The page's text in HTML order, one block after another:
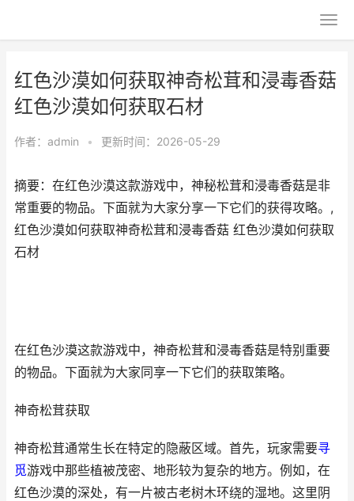
红色沙漠如何获取神奇松茸和浸毒香菇
红色沙漠如何获取石材
作者： admin • 更新时间：2026-05-29
摘要：在红色沙漠这款游戏中，神秘松茸和浸毒香菇是非
常重要的物品。下面就为大家分享一下它们的获得攻略。,
红色沙漠如何获取神奇松茸和浸毒香菇 红色沙漠如何获取
石材
在红色沙漠这款游戏中，神奇松茸和浸毒香菇是特别重要
的物品。下面就为大家同享一下它们的获取策略。
神奇松茸获取
神奇松茸通常生长在特定的隐蔽区域。首先，玩家需要寻
觅游戏中那些植被茂密、地形较为复杂的地方。例如，在
红色沙漠的深处，有一片被古老树木环绕的湿地。这里阴